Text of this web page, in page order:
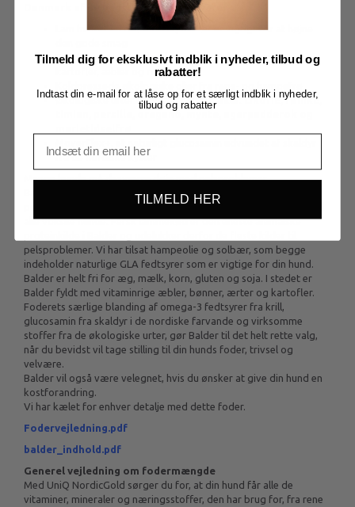
Danmark af de bedste nordiske råvarer
Lam hvoraf en del er fersk, hvilket er vigtigt for at højne
Frugt og grønt fra danske marker:Solbær, bønner,
kartofler, æbler og roefibre
Økologiske urter fra vores egne marker:cikorie, røllike,
timian, persille, oregano, mynte, agerpadderok og
fra de nordiske kyster
Mange hunde må desværre døje med pelsproblemer.
Balder fra UniQ NordicGold er primært udviklet til hunde med
pelsproblemer, men er samtidig et komplet fuldfoder velegnet til
alle voksne hunde. Fersk lammekød er den eneste animalske
pelsproblemer. Vi har tilsat hampeolie og solbær, som begge
indeholder naturlige GLA fedtsyrer som er vigtige for din hund.
Balder er helt fri for æg, mælk, korn, gluten og soja. I stedet er
Balder fyldt med vitaminrige æbler, bønner, ærter og kartofler.
Foderets særlige blanding af omega-3 fedtsyrer fra krill,
glucosamin fra skaldyr i de nordiske farvande og virksomme
stoffer fra de økologiske urter, gør Balder til det helt rette valg,
når du bevidst vil tage stilling til din hunds foder, trivsel og
velvære.
Balder vil også være velegnet, hvis du ønsker at give din hund en
kostforandring.
Vi har kælet for enhver detalje med dette foder.
Fodervejledning.pdf
balder_indhold.pdf
Generel vejledning om fodermængde
Med UniQ NordicGold sørger du for, at din hund får alle de
vitaminer, mineraler og næringsstoffer, den har brug for, fra rene
Tilmeld dig for eksklusivt indblik i nyheder, tilbud og
rabatter!
Indtast din e-mail for at låse op for et særligt indblik i nyheder,
tilbud og rabatter
TILMELD HER